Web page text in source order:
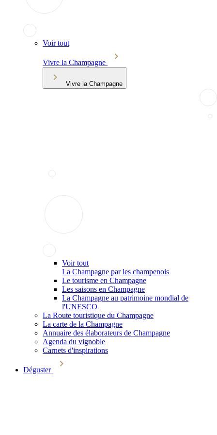
Voir tout
Vivre la Champagne
Vivre la Champagne
Voir tout
La Champagne par les champenois
Le tourisme en Champagne
Les saisons en Champagne
La Champagne au patrimoine mondial de
l'UNESCO
La Route touristique du Champagne
La carte de la Champagne
Annuaire des élaborateurs de Champagne
Agenda du vignoble
Carnets d'inspirations
Déguster